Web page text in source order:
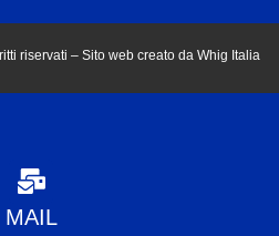
riservati – Sito web creato da Whig Italia
MAIL